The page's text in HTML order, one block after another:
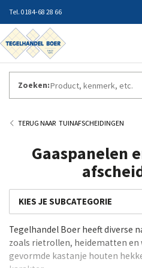
0184-68 28 66
Zoeken:
ZAKELIJK INLOGGEN
TUINAFSCHEIDINGEN
Gaaspanelen
Betonpalen en -platen
Vuren schuttingen
Vuren poorten
Tegelhandel Boer heeft diverse
zoals rietrollen, heidematten
gevormde kastanje houten